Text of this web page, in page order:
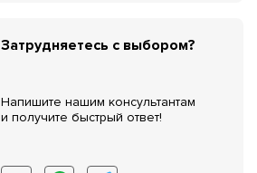
Затрудняетесь с выбором?
Напишите нашим консультантам
и получите быстрый ответ!